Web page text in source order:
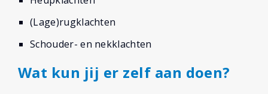
(Lage)rugklachten
Schouder- en nekklachten
Wat kun jij er zelf aan doen?